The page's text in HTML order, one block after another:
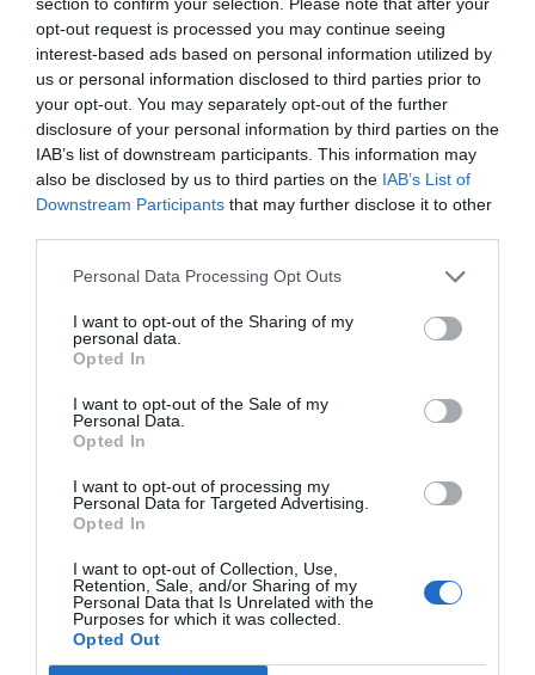
opt-out request is processed you may continue seeing
interest-based ads based on personal information utilized by
us or personal information disclosed to third parties prior to
your opt-out. You may separately opt-out of the further
disclosure of your personal information by third parties on the
IAB’s list of downstream participants. This information may
also be disclosed by us to third parties on the IAB’s List of
Downstream Participants that may further disclose it to other
Personal Data Processing Opt Outs
I want to opt-out of the Sharing of my
personal data.
Opted In
I want to opt-out of the Sale of my
Personal Data.
Opted In
I want to opt-out of processing my
Personal Data for Targeted Advertising.
Opted In
I want to opt-out of Collection, Use,
Retention, Sale, and/or Sharing of my
Personal Data that Is Unrelated with the
Purposes for which it was collected.
Opted Out
Mascarilla purificante:Específica para el acné
persistente/tardío gracias a su innovadora textura de
efecto borrado que purifica en suavidad y regula el
exceso de sebo eliminando los brillos.
Fludiactiv®Patent + sulfato de zinc (Mantenimiento:
aplicar 1 o 2 veces por semana)
● Previene la comedogénesis
● Purifica y disminuye los poros
● Exclusiva e innovadora textura «efecto borrado»
Sébium Masque 40 mL: 16,90€.
Sébium H2O:Única solución micelar específica para
pieles grasas o con tendencia acnéica.
Fluidactiv®Patent + sulfato de zinc (Limpieza: día y